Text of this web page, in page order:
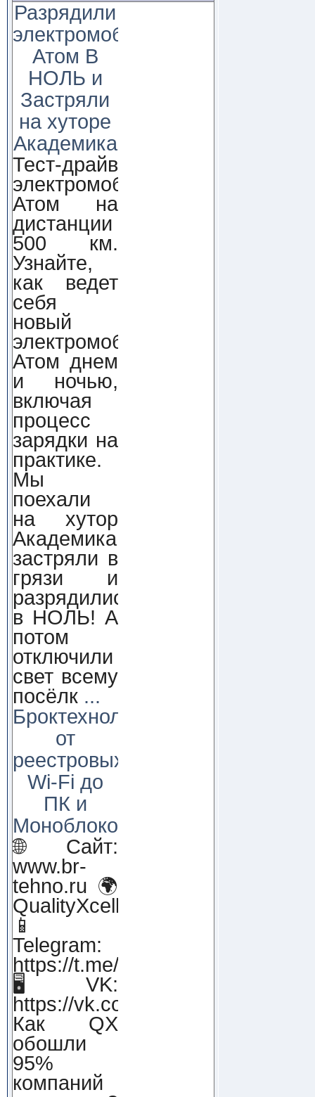
Разрядили
электромобиль
Атом В
НОЛЬ и
Застряли
на хуторе
Академика
Тест-драйв
электромобиля
Атом на
дистанции
500 км.
Узнайте,
как ведет
себя
новый
электромобиль
Атом днем
и ночью,
включая
процесс
зарядки на
практике.
Мы
поехали
на хутор
Академика,
застряли в
грязи и
разрядились
в НОЛЬ! А
потом
отключили
свет всему
посёлк ...
Броктехнолоджи:
от
реестровых
Wi-Fi до
ПК и
Моноблоков!
🌐 Сайт:
www.br-
tehno.ru 🌍
QualityXcellence.ru
📱
Telegram:
https://t.me/qx_lab_IT
🖥 VK:
https://vk.com/qualityxcellenc
Как QX
обошли
95%
компаний